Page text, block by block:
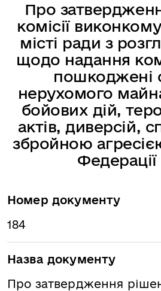
Про
комісії
місті ради з
щодо надання
пошкоджені
нерухомого
бойових дій,
актів, диверсій,
збройною
Номер документу
184
Назва документу
Про затвердження